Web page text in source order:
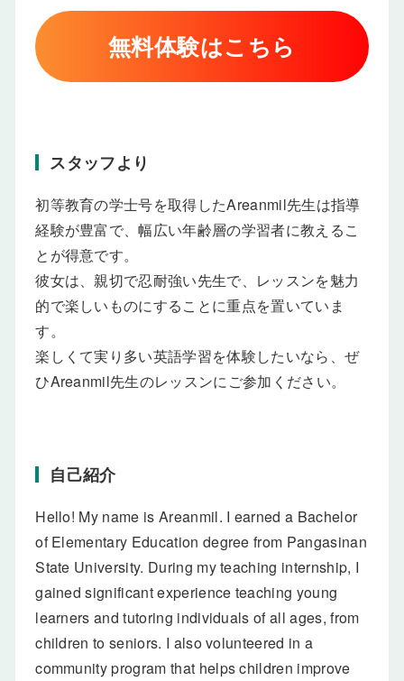
無料体験はこちら
スタッフより
初等教育の学士号を取得したAreanmil先生は指導
経験が豊富で、幅広い年齢層の学習者に教えるこ
とが得意です。
彼女は、親切で忍耐強い先生で、レッスンを魅力
的で楽しいものにすることに重点を置いていま
す。
楽しくて実り多い英語学習を体験したいなら、ぜ
ひAreanmil先生のレッスンにご参加ください。
自己紹介
Hello! My name is Areanmil. I earned a Bachelor
of Elementary Education degree from Pangasinan
State University. During my teaching internship, I
gained significant experience teaching young
learners and tutoring individuals of all ages, from
children to seniors. I also volunteered in a
community program that helps children improve